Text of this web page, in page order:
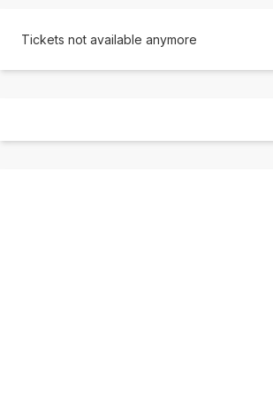
Tickets not available anymore